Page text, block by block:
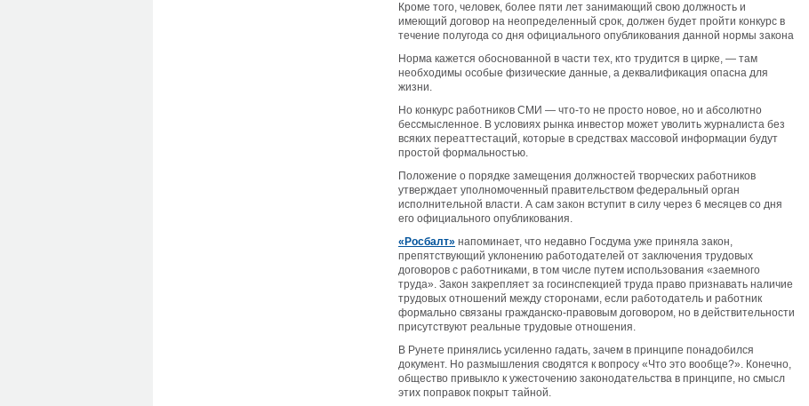
Кроме того, человек, более пяти лет занимающий свою должность и
имеющий договор на неопределенный срок, должен будет пройти конкурс в
течение полугода со дня официального опубликования данной нормы закона
Норма кажется обоснованной в части тех, кто трудится в цирке, — там
необходимы особые физические данные, а деквалификация опасна для
жизни.
Но конкурс работников СМИ — что-то не просто новое, но и абсолютно
бессмысленное. В условиях рынка инвестор может уволить журналиста без
всяких переаттестаций, которые в средствах массовой информации будут
простой формальностью.
Положение о порядке замещения должностей творческих работников
утверждает уполномоченный правительством федеральный орган
исполнительной власти. А сам закон вступит в силу через 6 месяцев со дня
его официального опубликования.
«Росбалт» напоминает, что недавно Госдума уже приняла закон,
препятствующий уклонению работодателей от заключения трудовых
договоров с работниками, в том числе путем использования «заемного
труда». Закон закрепляет за госинспекцией труда право признавать наличие
трудовых отношений между сторонами, если работодатель и работник
формально связаны гражданско-правовым договором, но в действительности
присутствуют реальные трудовые отношения.
В Рунете принялись усиленно гадать, зачем в принципе понадобился
документ. Но размышления сводятся к вопросу «Что это вообще?». Конечно,
общество привыкло к ужесточению законодательства в принципе, но смысл
этих поправок покрыт тайной.